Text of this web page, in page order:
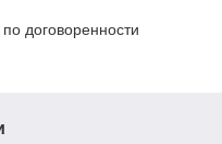
договоренности